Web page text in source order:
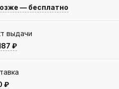
— бесплатно
выдачи
₽
₽